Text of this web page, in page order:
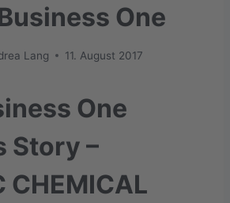
One
Lang 11. August 2017
One
Story –
CHEMICAL